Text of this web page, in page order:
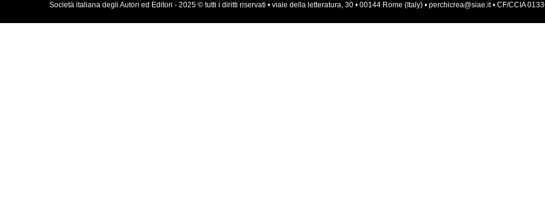
Società italiana degli Autori ed Editori - 2025 © tutti i diritti riservati • viale della letteratura, 30 • 00144 Rome (Italy) • perchicrea@siae.it • CF/CCIA